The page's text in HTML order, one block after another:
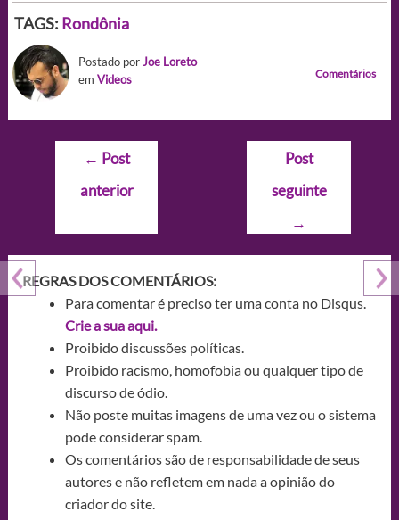
TAGS: Rondônia
Postado porJoe Loreto
em Videos Comentários
Navegação
Post
← Post
anterior
Post
seguinte
→
REGRAS DOS COMENTÁRIOS:
Para comentar é preciso ter uma conta no Disqus.
Crie a sua aqui.
Proibido discussões políticas.
Proibido racismo, homofobia ou qualquer tipo de
discurso de ódio.
Não poste muitas imagens de uma vez ou o sistema
pode considerar spam.
Os comentários são de responsabilidade de seus
autores e não refletem em nada a opinião do
criador do site.